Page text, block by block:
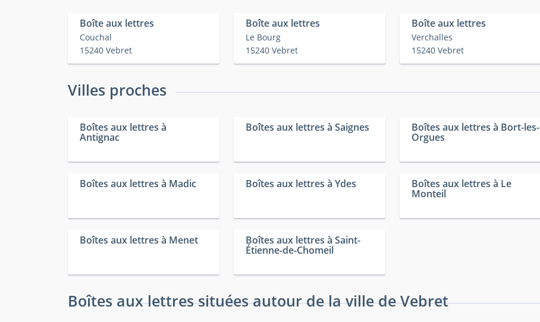
Boîte aux lettres
Couchal
15240 Vebret
Boîte aux lettres
Le Bourg
15240 Vebret
Boîte aux lettres
Verchalles
15240 Vebret
Villes proches
Boîtes aux lettres à
Antignac
Boîtes aux lettres à Saignes Boîtes aux lettres à Bort-les-
Orgues
Boîtes aux lettres à Madic Boîtes aux lettres à Ydes Boîtes aux lettres à Le
Monteil
Boîtes aux lettres à Menet Boîtes aux lettres à Saint-
Étienne-de-Chomeil
Boîtes aux lettres situées autour de la ville de Vebret